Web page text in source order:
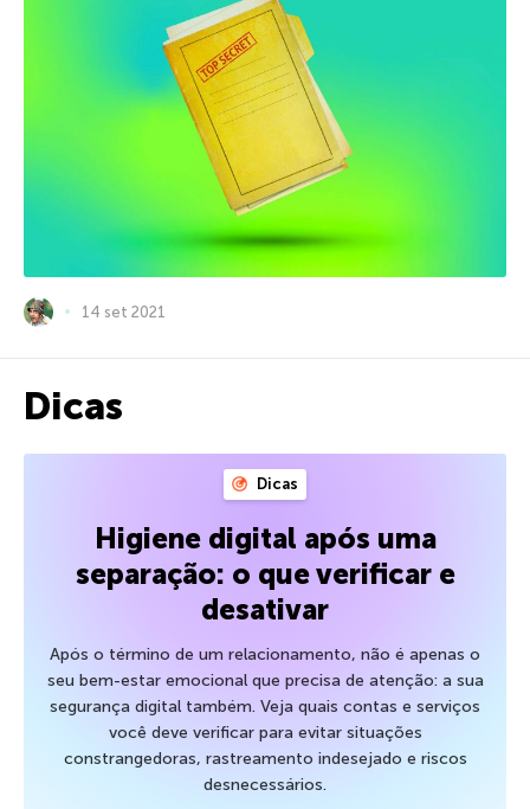
14 set 2021
Dicas
Dicas
Higiene digital após uma
separação: o que verificar e
desativar
Após o término de um relacionamento, não é apenas o
seu bem-estar emocional que precisa de atenção: a sua
segurança digital também. Veja quais contas e serviços
você deve verificar para evitar situações
constrangedoras, rastreamento indesejado e riscos
desnecessários.